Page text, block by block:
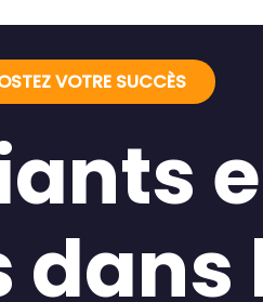
VOTRE SUCCÈS